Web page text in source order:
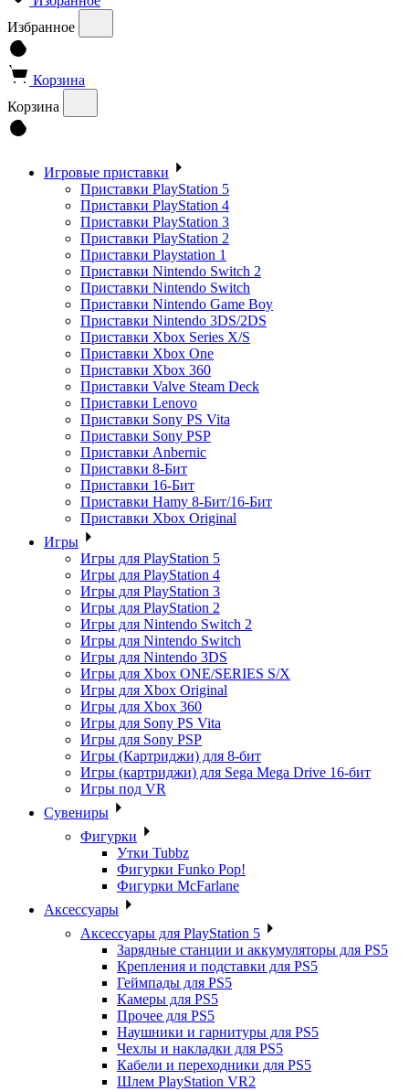
Избранное
Корзина
Корзина
Игровые приставки
Приставки PlayStation 5
Приставки PlayStation 4
Приставки PlayStation 3
Приставки PlayStation 2
Приставки Playstation 1
Приставки Nintendo Switch 2
Приставки Nintendo Switch
Приставки Nintendo Game Boy
Приставки Nintendo 3DS/2DS
Приставки Xbox Series X/S
Приставки Xbox One
Приставки Xbox 360
Приставки Valve Steam Deck
Приставки Lenovo
Приставки Sony PS Vita
Приставки Sony PSP
Приставки Anbernic
Приставки 8-Бит
Приставки 16-Бит
Приставки Hamy 8-Бит/16-Бит
Приставки Xbox Original
Игры
Игры для PlayStation 5
Игры для PlayStation 4
Игры для PlayStation 3
Игры для PlayStation 2
Игры для Nintendo Switch 2
Игры для Nintendo Switch
Игры для Nintendo 3DS
Игры для Xbox ONE/SERIES S/X
Игры для Xbox Original
Игры для Xbox 360
Игры для Sony PS Vita
Игры для Sony PSP
Игры (Картриджи) для 8-бит
Игры (картриджи) для Sega Mega Drive 16-бит
Игры под VR
Сувениры
Фигурки
Утки Tubbz
Фигурки Funko Pop!
Фигурки McFarlane
Аксессуары
Аксессуары для PlayStation 5
Зарядные станции и аккумуляторы для PS5
Крепления и подставки для PS5
Геймпады для PS5
Камеры для PS5
Прочее для PS5
Наушники и гарнитуры для PS5
Чехлы и накладки для PS5
Кабели и переходники для PS5
Шлем PlayStation VR2